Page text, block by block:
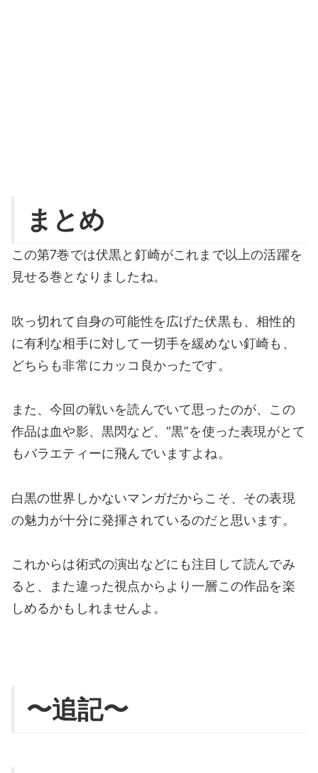
まとめ
この第7巻では伏黒と釘崎がこれまで以上の活躍を
見せる巻となりましたね。
吹っ切れて自身の可能性を広げた伏黒も、相性的
に有利な相手に対して一切手を緩めない釘崎も、
どちらも非常にカッコ良かったです。
また、今回の戦いを読んでいて思ったのが、この
作品は血や影、黒閃など、“黒”を使った表現がとて
もバラエティーに飛んでいますよね。
白黒の世界しかないマンガだからこそ、その表現
の魅力が十分に発揮されているのだと思います。
これからは術式の演出などにも注目して読んでみ
ると、また違った視点からより一層この作品を楽
しめるかもしれませんよ。
〜追記〜